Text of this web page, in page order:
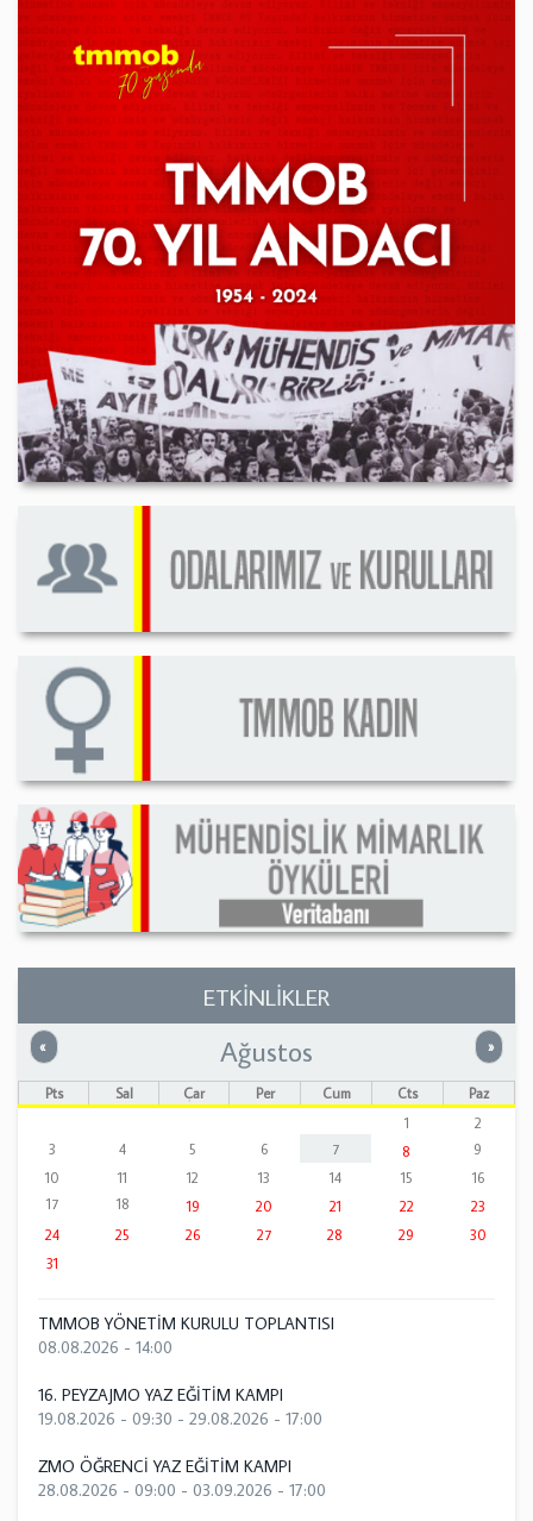
ETKİNLİKLER
« Önceki »
Ağustos
Pts Sal Çar Per Cum Cts
Paz
1
2
3
4 5 6 7 8
9
10
11 12 13 14 15
16
17
18 19 20 21 22
23
24
25 26 27 28 29
30
31
TMMOB YÖNETİM KURULU TOPLANTISI
08.08.2026 - 14:00
16. PEYZAJMO YAZ EĞİTİM KAMPI
19.08.2026 - 09:30 - 29.08.2026 - 17:00
ZMO ÖĞRENCİ YAZ EĞİTİM KAMPI
28.08.2026 - 09:00 - 03.09.2026 - 17:00